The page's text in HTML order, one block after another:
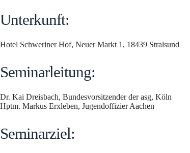
Unterkunft:
Hotel Schweriner Hof, Neuer Markt 1, 18439 Stralsund
Seminarleitung:
Dr. Kai Dreisbach, Bundesvorsitzender der asg, Köln
Hptm. Markus Erxleben, Jugendoffizier Aachen
Seminarziel: